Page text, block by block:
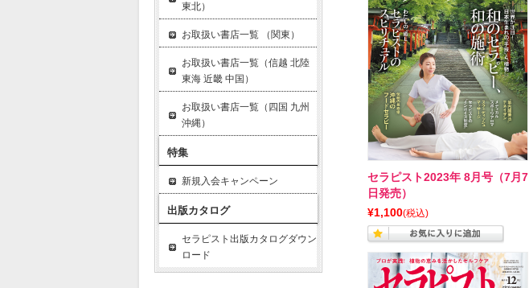
セラピスト2023年 8月号（7月7
日発売）
¥1,100(税込)
東北）
お取扱い書店一覧 （関東）
お取扱い書店一覧（信越 北陸
東海 近畿 中国）
お取扱い書店一覧（四国 九州
沖縄）
特集
新規入会キャンペーン
出版カタログ
セラピスト出版カタログダウン
ロード